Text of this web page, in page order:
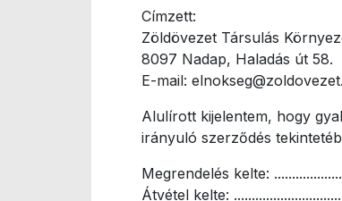
Címzett:
Zöldövezet Társulás
8097 Nadap, Haladás út 58.
E-mail:
Alulírott kijelentem, hogy
irányuló szerződés
Megrendelés kelte:
Átvétel kelte: